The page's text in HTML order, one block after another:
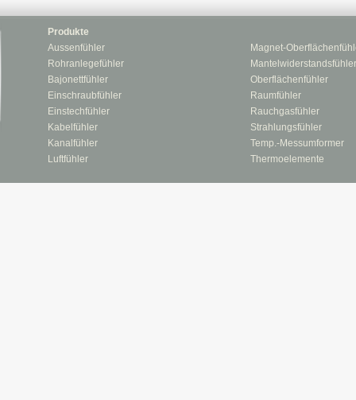
Produkte
Aussenfühler
Rohranlegefühler
Bajonettfühler
Einschraubfühler
Einstechfühler
Kabelfühler
Kanalfühler
Luftfühler
Magnet-
Mantelwiderstandsfühler
Oberflächenfühler
Raumfühler
Rauchgasfühler
Strahlungsfühler
Temp.-Messumformer
Thermoelemente